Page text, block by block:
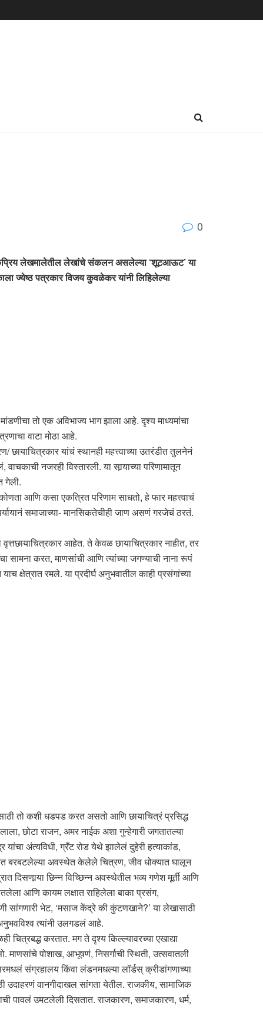
0
लेखमालेतील लेखांचे संकलन असलेल्या ‘शूटआऊट’ या
ज्येष्ठ पत्रकार विजय कुवळेकर यांनी लिहिलेल्या
तो एक अविभाज्य भाग झाला आहे. दृश्य माध्यमांचा
वाटा मोठा आहे.
छायाचित्रकार यांचं स्थानही महत्त्वाच्या उतरंडीत तुलनेनं
नजरही विस्तारली. या सार्‍याच्या परिणामातून
गेली.
आणि कसा एकत्रित परिणाम साधतो, हे फार महत्त्वाचं
समाजाच्या- मानसिकतेचीही जाण असणं गरजेचं ठरतं.
आहेत. ते केवळ छायाचित्रकार नाहीत, तर
करत, माणसांची आणि त्यांच्या जगण्याची नाना रूपं
क्षेत्रात रमले. या प्रदीर्घ अनुभवातील काही प्रसंगांच्या
तो कशी धडपड करत असतो आणि छायाचित्रं प्रसिद्ध
छोटा राजन, अमर नाईक अशा गुन्हेगारी जगतातल्या
यांचा अंत्यविधी, ग्रँट रोड येथे झालेलं दुहेरी हत्याकांड,
बरबटलेल्या अवस्थेत केलेले चित्रण, जीव धोक्यात घालून
दिसणार्‍या छिन्न विच्छिन्न अवस्थेतील भव्य गणेश मूर्ती आणि
आणि कायम लक्षात राहिलेला बाका प्रसंग,
सांगणारी भेट, ‘मसाज केंद्रे की कुंटणखाने?’ या लेखासाठी
त्यांनी उलगडलं आहे.
करतात. मग ते दृश्य किल्ल्यावरच्या एखाद्या
माणसांचे पोशाख, आभूषणं, निसर्गाची स्थिती, उत्सवातली
संग्रहालय किंवा लंडनमधल्या लॉर्डस् क्रीडांगणाच्या
वानगीदाखल सांगता येतील. राजकीय, सामाजिक
पावलं उमटलेली दिसतात. राजकारण, समाजकारण, धर्म,